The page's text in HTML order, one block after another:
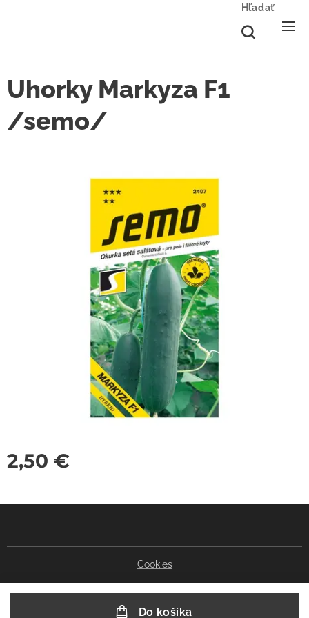
Hľadať
Uhorky Markyza F1
/semo/
2,50 €
Do košíka
Cookies